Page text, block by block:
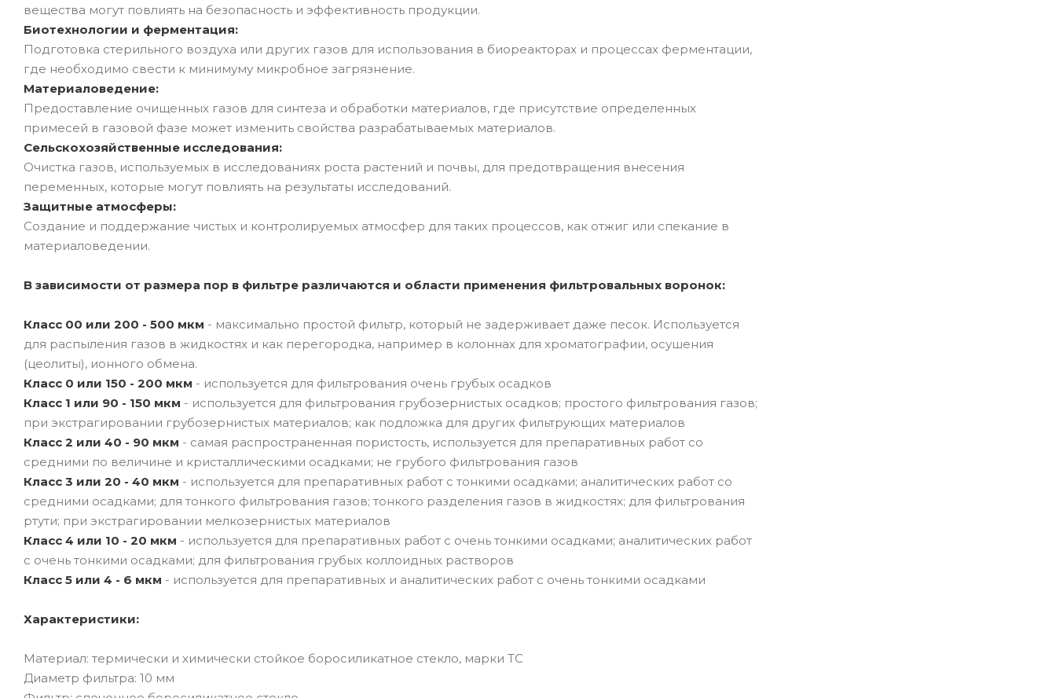
вещества могут повлиять на безопасность и эффективность продукции.
Биотехнологии и ферментация:
Подготовка стерильного воздуха или других газов для использования в биореакторах и процессах ферментации,
где необходимо свести к минимуму микробное загрязнение.
Материаловедение:
Предоставление очищенных газов для синтеза и обработки материалов, где присутствие определенных
примесей в газовой фазе может изменить свойства разрабатываемых материалов.
Сельскохозяйственные исследования:
Очистка газов, используемых в исследованиях роста растений и почвы, для предотвращения внесения
переменных, которые могут повлиять на результаты исследований.
Защитные атмосферы:
Создание и поддержание чистых и контролируемых атмосфер для таких процессов, как отжиг или спекание в
материаловедении.
В зависимости от размера пор в фильтре различаются и области применения фильтровальных воронок:
Класс 00 или 200 - 500 мкм - максимально простой фильтр, который не задерживает даже песок. Используется
для распыления газов в жидкостях и как перегородка, например в колоннах для хроматографии, осушения
(цеолиты), ионного обмена.
Класс 0 или 150 - 200 мкм - используется для фильтрования очень грубых осадков
Класс 1 или 90 - 150 мкм - используется для фильтрования грубозернистых осадков; простого фильтрования газов;
при экстрагировании грубозернистых материалов; как подложка для других фильтрующих материалов
Класс 2 или 40 - 90 мкм - самая распространенная пористость, используется для препаративных работ со
средними по величине и кристаллическими осадками; не грубого фильтрования газов
Класс 3 или 20 - 40 мкм - используется для препаративных работ с тонкими осадками; аналитических работ со
средними осадками; для тонкого фильтрования газов; тонкого разделения газов в жидкостях; для фильтрования
ртути; при экстрагировании мелкозернистых материалов
Класс 4 или 10 - 20 мкм - используется для препаративных работ с очень тонкими осадками; аналитических работ
с очень тонкими осадками; для фильтрования грубых коллоидных растворов
Класс 5 или 4 - 6 мкм - используется для препаративных и аналитических работ с очень тонкими осадками
Характеристики:
Материал: термически и химически стойкое боросиликатное стекло, марки ТС
Диаметр фильтра: 10 мм